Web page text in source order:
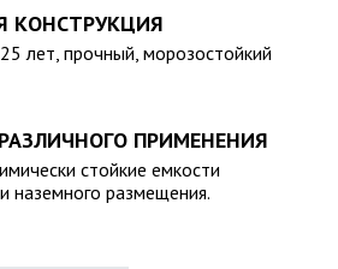
КОНСТРУКЦИЯ
лет, прочный, морозостойкий
ПРИМЕНЕНИЯ
стойкие емкости
наземного размещения.